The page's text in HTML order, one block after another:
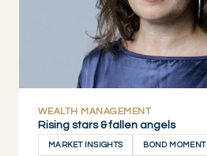
WEALTH MANAGEMENT
Rising stars & fallen angels
MARKET INSIGHTS BOND MOMENT